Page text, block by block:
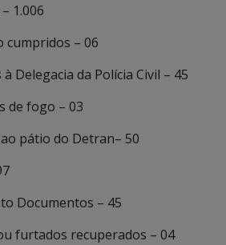
1.006
cumpridos – 06
Delegacia da Polícia Civil – 45
de fogo – 03
pátio do Detran– 50
Documentos – 45
furtados recuperados – 04